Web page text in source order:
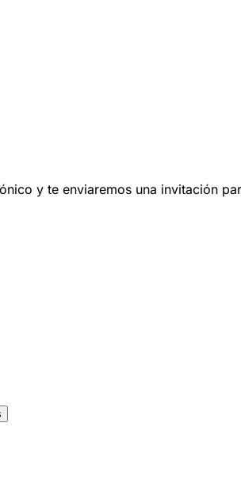
y te enviaremos una invitación